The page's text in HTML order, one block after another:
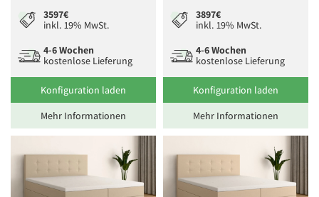
3597€
inkl. 19% MwSt.
4-6 Wochen
kostenlose Lieferung
Konfiguration laden
Mehr Informationen
3897€
inkl. 19% MwSt.
4-6 Wochen
kostenlose Lieferung
Konfiguration laden
Mehr Informationen